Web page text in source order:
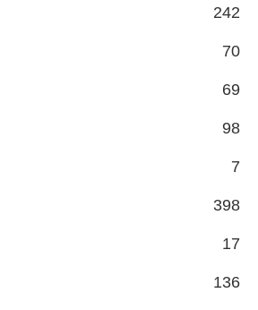
242
70
69
98
7
398
17
136